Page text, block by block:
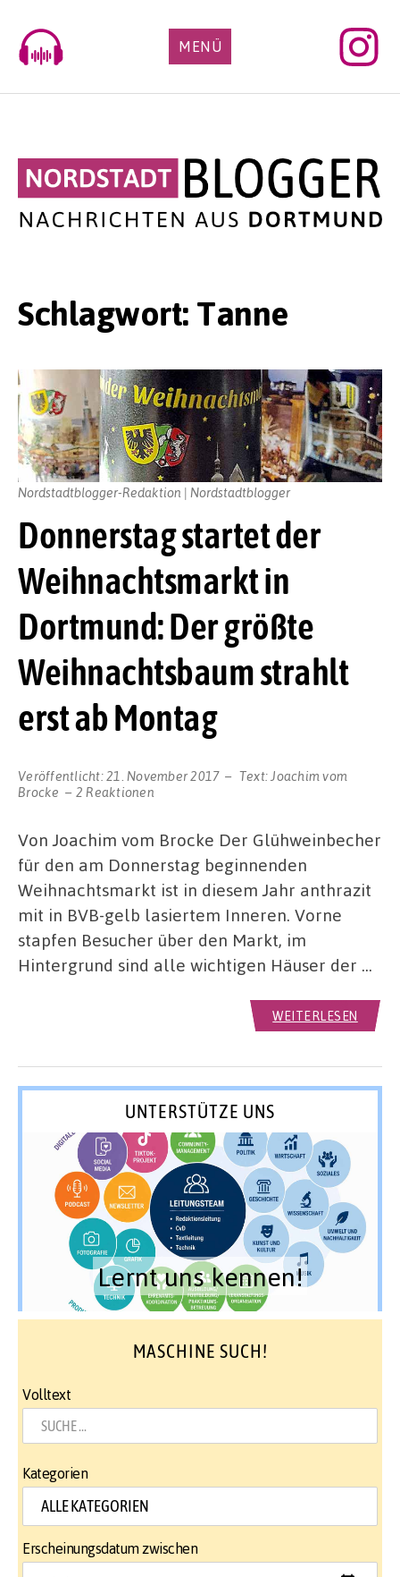
content
MENÜ
Schlagwort: Tanne
Donnerstag startet der
Weihnachtsmarkt in
Dortmund: Der größte
Weihnachtsbaum strahlt
erst ab Montag
Veröffentlicht:21. November 2017 Text: Joachim vom
Brocke
2 Reaktionen
Nordstadtblogger-Redaktion | Nordstadtblogger
Von Joachim vom Brocke Der Glühweinbecher
für den am Donnerstag beginnenden
Weihnachtsmarkt ist in diesem Jahr anthrazit
mit in BVB-gelb lasiertem Inneren. Vorne
stapfen Besucher über den Markt, im
Hintergrund sind alle wichtigen Häuser der …
WEITERLESEN
UNTERSTÜTZE UNS
Lernt uns kennen!
MASCHINE SUCH!
Volltext
Kategorien
Erscheinungsdatum zwischen